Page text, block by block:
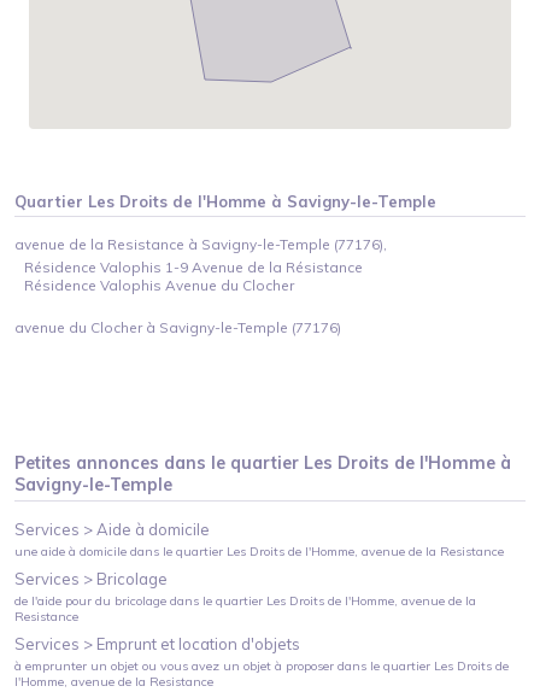
Quartier Les Droits de l'Homme à Savigny-le-Temple
avenue de la Resistance à Savigny-le-Temple (77176),
Résidence Valophis 1-9 Avenue de la Résistance
Résidence Valophis Avenue du Clocher
avenue du Clocher à Savigny-le-Temple (77176)
Petites annonces dans le quartier Les Droits de l'Homme à
Savigny-le-Temple
Services >Aide à domicile
une aide à domicile dans le quartier Les Droits de l'Homme, avenue de la Resistance
Services > Bricolage
de l'aide pour du bricolage dans le quartier Les Droits de l'Homme, avenue de la
Resistance
Services > Emprunt et location d'objets
à emprunter un objet ou vous avez un objet à proposer dans le quartier Les Droits de
l'Homme, avenue de la Resistance